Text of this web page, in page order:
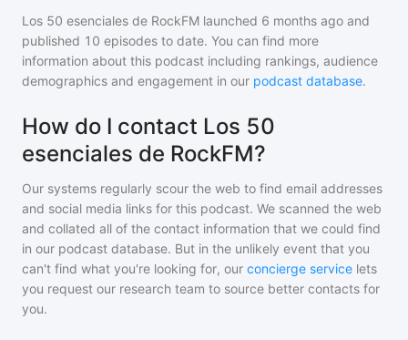
Los 50 esenciales de RockFM launched 6 months ago and
published 10 episodes to date. You can find more
information about this podcast including rankings, audience
demographics and engagement in our podcast database.
How do I contact Los 50
esenciales de RockFM?
Our systems regularly scour the web to find email addresses
and social media links for this podcast. We scanned the web
and collated all of the contact information that we could find
in our podcast database. But in the unlikely event that you
can't find what you're looking for, our concierge service lets
you request our research team to source better contacts for
you.